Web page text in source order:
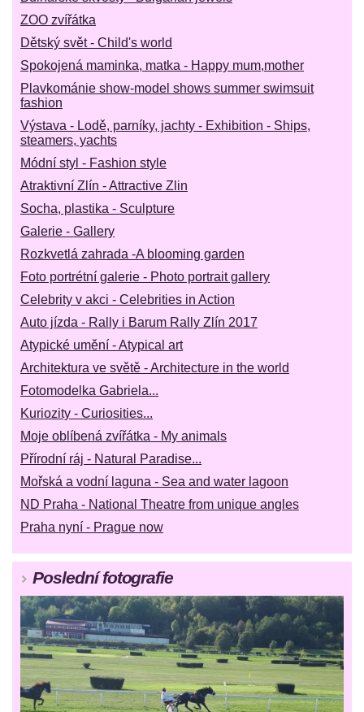
ZOO zvířátka
Dětský svět - Child's world
Spokojená maminka, matka - Happy mum,mother
Plavkománie show-model shows summer swimsuit
fashion
Výstava - Lodě, parníky, jachty - Exhibition - Ships,
steamers, yachts
Módní styl - Fashion style
Atraktivní Zlín - Attractive Zlin
Socha, plastika - Sculpture
Galerie - Gallery
Rozkvetlá zahrada -A blooming garden
Foto portrétní galerie - Photo portrait gallery
Celebrity v akci - Celebrities in Action
Auto jízda - Rally i Barum Rally Zlín 2017
Atypické umění - Atypical art
Architektura ve světě - Architecture in the world
Fotomodelka Gabriela...
Kuriozity - Curiosities...
Moje oblíbená zvířátka - My animals
Přírodní ráj - Natural Paradise...
Mořská a vodní laguna - Sea and water lagoon
ND Praha - National Theatre from unique angles
Praha nyní - Prague now
Poslední fotografie